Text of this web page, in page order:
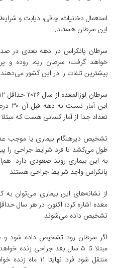
استعمال دخانیات، چاقی، دیابت و
این سرطان هستند.
سرطان پانکراس در دهه بعدی در
خواهد گرفت؛ سرطان ریه، روده و
بیشترین تلفات را در این کشور
این
تعداد جدا از آمار کسانی‌ هست که
تشخیص دیرهنگام بیماری یا موجب
طول می‌کشد تا فرد شرایط جراحی را پیدا
پانکراس واجد شرایط جراحی هستند.
از نشانه‌های این بیماری می‌توان
تشخیص داده می‌شوند.
اگر سرطان زود تشخیص داده شود و
مبتلا تا ۵ سال بعد جراحی
منتقل شود فرد